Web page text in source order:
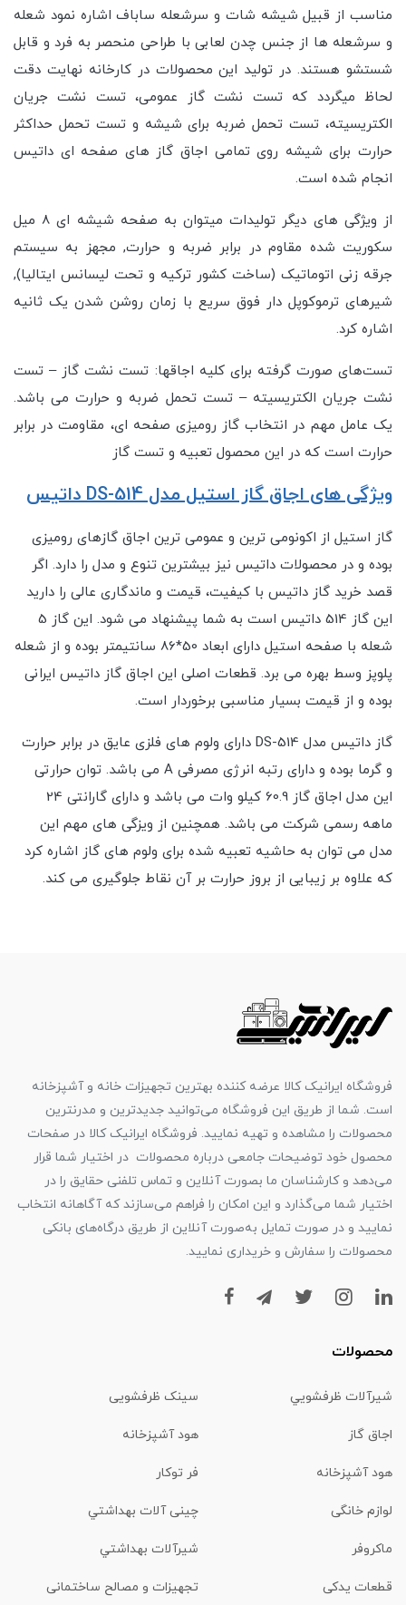
مناسب از قبیل شیشه شات و سرشعله ساباف اشاره نمود شعله
و سرشعله ها از جنس چدن لعابی با طراحی منحصر به فرد و قابل
شستشو هستند. در تولید این محصولات در کارخانه نهایت دقت
لحاظ میگردد که تست نشت گاز عمومی، تست نشت جریان
الکتریسیته، تست تحمل ضربه برای شیشه و تست تحمل حداکثر
حرارت برای شیشه روی تمامی اجاق گاز های صفحه ای داتیس
انجام شده است.
از ویژگی های دیگر تولیدات میتوان به صفحه شیشه ای 8 میل
سکوریت شده مقاوم در برابر ضربه و حرارت, مجهز به سیستم
جرقه زنی اتوماتیک (ساخت کشور ترکیه و تحت لیسانس ایتالیا),
شیرهای ترموکوپل دار فوق سریع با زمان روشن شدن یک ثانیه
اشاره کرد.
تست‌های صورت گرفته برای کلیه اجاقها: تست نشت گاز – تست
نشت جریان الکتریسیته – تست تحمل ضربه و حرارت می باشد.
یک عامل مهم در انتخاب گاز رومیزی صفحه ای، مقاومت در برابر
حرارت است که در این محصول تعبیه و تست گاز
ویژگی های اجاق گاز استیل مدل DS-514 داتیس
گاز استیل از اکونومی ترین و عمومی ترین اجاق گازهای رومیزی
بوده و در محصولات داتیس نیز بیشترین تنوع و مدل را دارد. اگر
قصد خرید گاز داتیس با کیفیت، قیمت و ماندگاری عالی را دارید
این گاز 514 داتیس است به شما پیشنهاد می شود. این گاز 5
شعله با صفحه استیل دارای ابعاد 50*86 سانتیمتر بوده و از شعله
پلوپز وسط بهره می برد. قطعات اصلی این اجاق گاز داتیس ایرانی
بوده و از قیمت بسیار مناسبی برخوردار است.
گاز داتیس مدل DS-514 دارای ولوم های فلزی عایق در برابر حرارت
و گرما بوده و دارای رتبه انرژی مصرفی A می باشد. توان حرارتی
این مدل اجاق گاز 60.9 کیلو وات می باشد و دارای گارانتی 24
ماهه رسمی شرکت می باشد. همچنین از ویزگی های مهم این
مدل می توان به حاشیه تعبیه شده برای ولوم های گاز اشاره کرد
که علاوه بر زیبایی از بروز حرارت بر آن نقاط جلوگیری می کند.
فروشگاه ایرانیک کالا عرضه کننده بهترین تجهیزات خانه و آشپزخانه
است. شما از طریق این فروشگاه می‌توانید جدیدترین و مدرنترین
محصولات را مشاهده و تهیه نمایید. فروشگاه ایرانیک کالا در صفحات
محصول خود توضیحات جامعی درباره محصولات در اختیار شما قرار
می‌دهد و کارشناسان ما بصورت آنلاین و تماس تلفنی حقایق را در
اختیار شما می‌گذارد و این امکان را فراهم می‌سازند که آگاهانه انتخاب
نمایید و در صورت تمایل به‌صورت آنلاین از طریق درگاه‌های بانکی
محصولات را سفارش و خریداری نمایید.
محصولات
شیرآلات ظرفشويي سینک ظرفشویی
اجاق گاز هود آشپزخانه
هود آشپزخانه فر توکار
لوازم خانگی چینی آلات بهداشتي
ماكروفر شیرآلات بهداشتي
قطعات یدکی تجهیزات و مصالح ساختمانی